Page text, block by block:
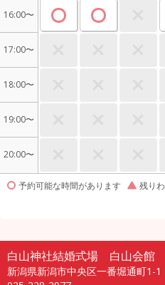
16:00〜
17:00〜
18:00〜
19:00〜
20:00〜
予約可能な時間があります 残り
白山神社結婚式場 白山会館
新潟県新潟市中央区一番堀通町1-1